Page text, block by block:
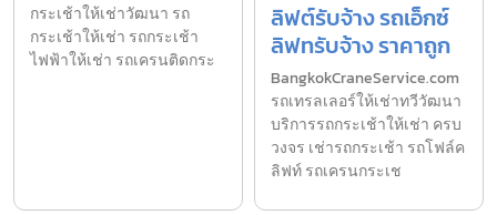
กระเช้าให้เช่าวัฒนา รถ
กระเช้าให้เช่า รถกระเช้า
ไฟฟ้าให้เช่า รถเครนติดกระ
ลิฟต์รับจ้าง รถเอ็กซ์
ลิฟทรับจ้าง ราคาถูก
BangkokCraneService.com
รถเทรลเลอร์ให้เช่าทวีวัฒนา
บริการรถกระเช้าให้เช่า ครบ
วงจร เช่ารถกระเช้า รถโฟล์ค
ลิฟท์ รถเครนกระเช